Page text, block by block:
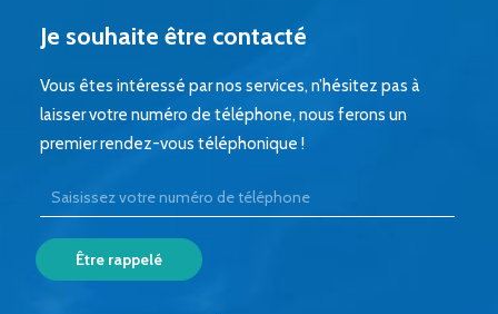
Je souhaite être contacté
Vous êtes intéressé par nos services, n’hésitez pas à
laisser votre numéro de téléphone, nous ferons un
premier rendez-vous téléphonique !